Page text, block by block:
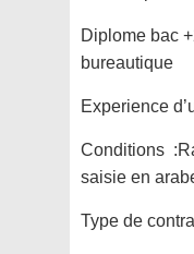
Diplome bac
bureautique
Experience
Conditions
saisie en
Type de